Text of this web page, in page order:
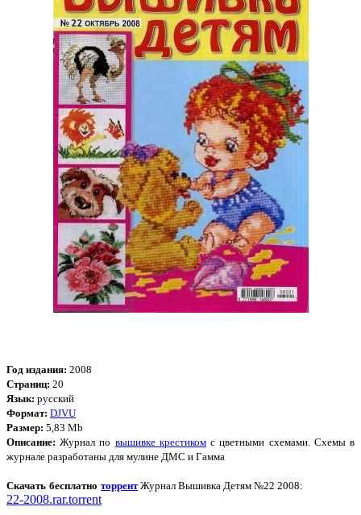
Год издания: 2008
Страниц: 20
Язык: русский
Формат: DJVU
Размер: 5,83 Mb
Описание: Журнал по вышивке крестикомс цветными схемами. Схемы в
журнале разработаны для мулине ДМС и Гамма
Скачать бесплатноторрентЖурнал Вышивка Детям №22 2008:
22-2008.rar.torrent